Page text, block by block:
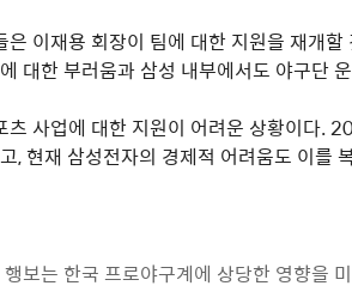
은 이재용 회장이 팀에 대한 지원을 재개
대한 부러움과 삼성 내부에서도 야구단
츠 사업에 대한 지원이 어려운 상황이다.
, 현재 삼성전자의 경제적 어려움도 이를
보는 한국 프로야구계에 상당한 영향을